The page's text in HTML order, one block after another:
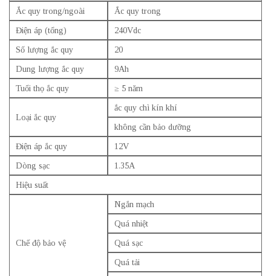
Ắc quy trong/ngoài
Ắc quy trong
Điện áp (tổng)
240Vdc
Số lượng ắc quy
20
Dung lượng ắc quy
9Ah
Tuổi thọ ắc quy
≥ 5 năm
Loại ắc quy
ắc quy chì kín khí
không cần bảo dưỡng
Điện áp ắc quy
12V
Dòng sạc
1.35A
Hiệu suất
Chế độ bảo vệ
Ngắn mạch
Quá nhiệt
Quá sạc
Quá tải